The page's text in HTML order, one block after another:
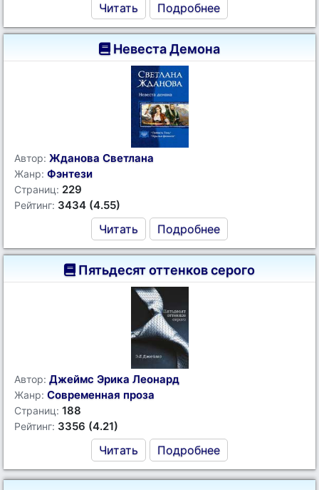
Читать Подробнее
Невеста Демона
Автор: Жданова Светлана
Жанр: Фэнтези
Страниц: 229
Рейтинг: 3434 (4.55)
Читать Подробнее
Пятьдесят оттенков серого
Автор: Джеймс Эрика Леонард
Жанр: Современная проза
Страниц: 188
Рейтинг: 3356 (4.21)
Читать Подробнее